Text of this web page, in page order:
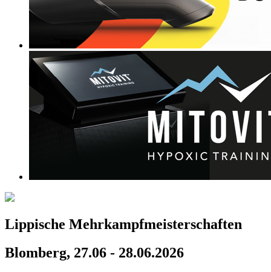
Lippische Mehrkampfmeisterschaften
Blomberg, 27.06 - 28.06.2026